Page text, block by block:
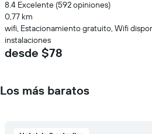
8.4 Excelente (592 opiniones)
0,77 km
wifi, Estacionamiento gratuito, Wifi
instalaciones
desde $78
Los más baratos